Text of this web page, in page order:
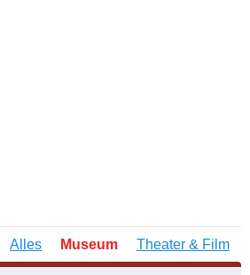
Alles Museum Theater & Film